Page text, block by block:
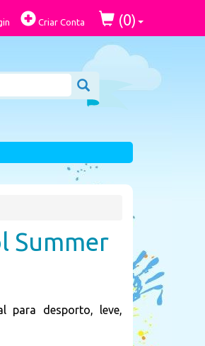
Criar Conta (0)
Summer
para desporto, leve,